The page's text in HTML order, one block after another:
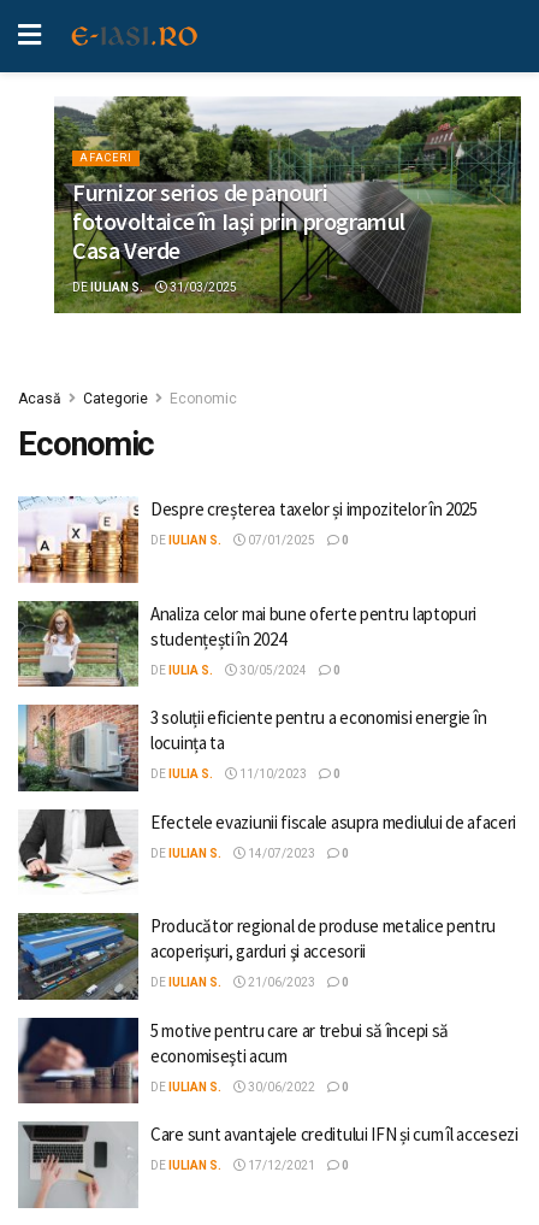
AFACERI
Furnizor serios de panouri
fotovoltaice în Iaşi prin programul
Casa Verde
DE IULIAN S. 31/03/2025
Acasă Categorie Economic
Economic
Despre creșterea taxelor și impozitelor în 2025
DE IULIAN S. 07/01/2025 0
Analiza celor mai bune oferte pentru laptopuri
studențești în 2024
DE IULIA S. 30/05/2024 0
3 soluții eficiente pentru a economisi energie în
locuința ta
DE IULIA S. 11/10/2023 0
Efectele evaziunii fiscale asupra mediului de afaceri
DE IULIAN S. 14/07/2023 0
Producător regional de produse metalice pentru
acoperişuri, garduri şi accesorii
DE IULIAN S. 21/06/2023 0
5 motive pentru care ar trebui să începi să
economiseşti acum
DE IULIAN S. 30/06/2022 0
Care sunt avantajele creditului IFN și cum îl accesezi
DE IULIAN S. 17/12/2021 0